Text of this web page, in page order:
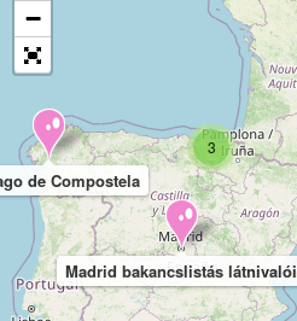
3
de Compostela
Madrid bakancslistás látnivalói
−